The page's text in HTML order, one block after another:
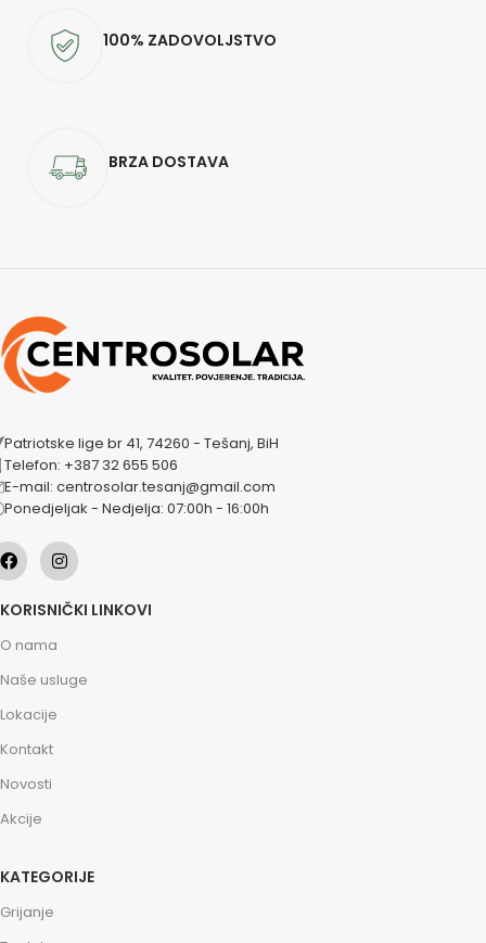
100% ZADOVOLJSTVO
BRZA DOSTAVA
Patriotske lige br 41, 74260 - Tešanj, BiH
Telefon: +387 32 655 506
E-mail: centrosolar.tesanj@gmail.com
Ponedjeljak - Nedjelja: 07:00h - 16:00h
KORISNIČKI LINKOVI
O nama
Naše usluge
Lokacije
Kontakt
Novosti
Akcije
KATEGORIJE
Grijanje